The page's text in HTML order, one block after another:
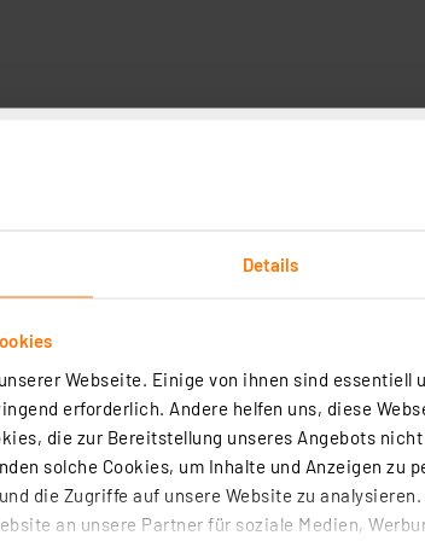
Details
Webseite. Einige von ihnen sind essentiell
erforderlich. Andere helfen uns, diese
die zur Bereitstellung unseres Angebots
solche Cookies, um Inhalte und Anzeigen zu
die Zugriffe auf unsere Website zu
an unsere Partner für soziale Medien,
Glaserfaseranschluss und können
es das richtige Verbindungskabel.
Ihren Heimrouter problemlos mit dem
aus Aramid-Gewebe verfügt
Verteilung von Glasfaser-
auch im Haushalt genutzt
Belastungs- und Wärmeresistenz